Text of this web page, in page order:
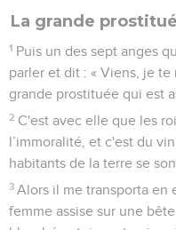
La grande
1 Puis un des sept anges
parler et dit : « Viens, je
grande prostituée qui est
2 C'est avec elle que les
l’immoralité, et c'est du
habitants de la terre se
3 Alors il me transporta en
femme assise sur une